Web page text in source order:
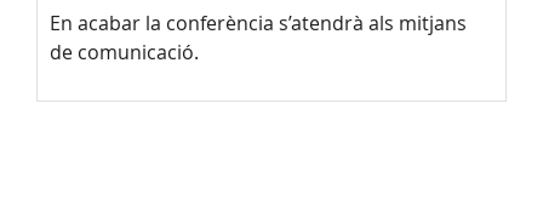
En acabar la conferència s’atendrà als mitjans
de comunicació.